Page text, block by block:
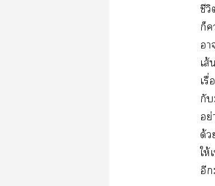
ี
ส้
ื่
ย่
ด้
ให้​